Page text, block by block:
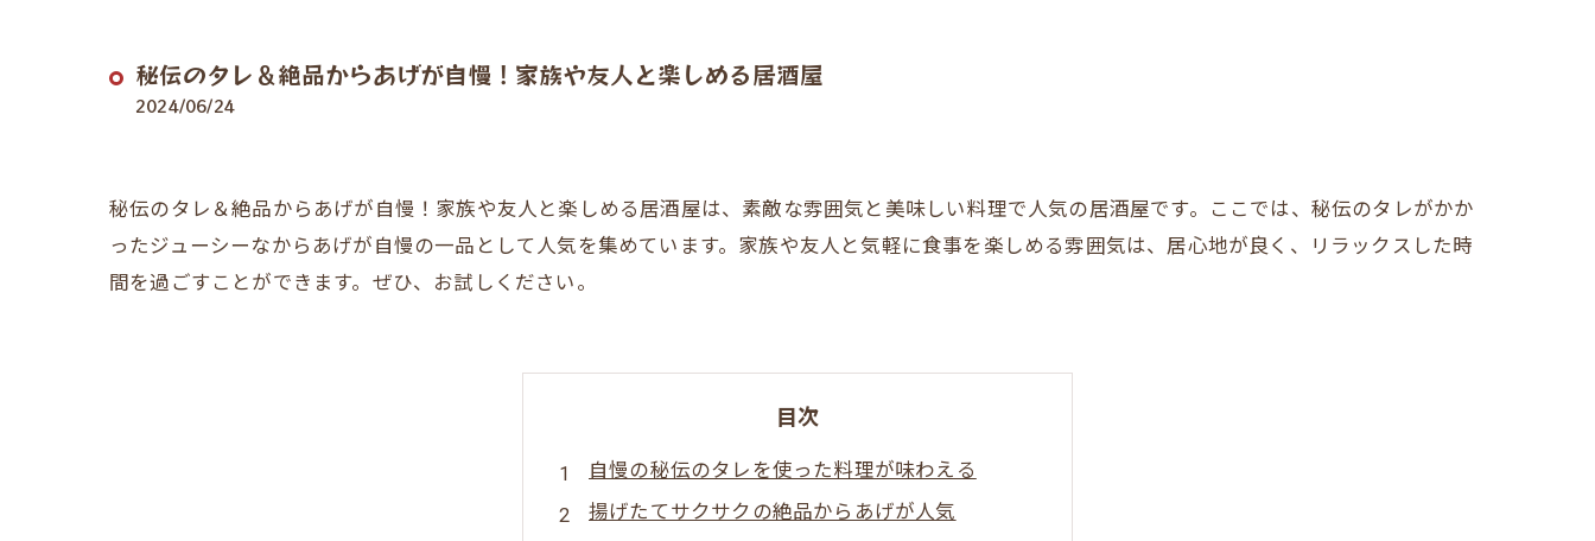
秘伝のタレ＆絶品からあげが自慢！家族や友人と楽しめる居酒屋
2024/06/24
秘伝のタレ＆絶品からあげが自慢！家族や友人と楽しめる居酒屋は、素敵な雰囲気と美味しい料理で人気の居酒屋です。ここでは、秘伝のタレがかか
ったジューシーなからあげが自慢の一品として人気を集めています。家族や友人と気軽に食事を楽しめる雰囲気は、居心地が良く、リラックスした時
間を過ごすことができます。ぜひ、お試しください。
目次
自慢の秘伝のタレを使った料理が味わえる
揚げたてサクサクの絶品からあげが人気